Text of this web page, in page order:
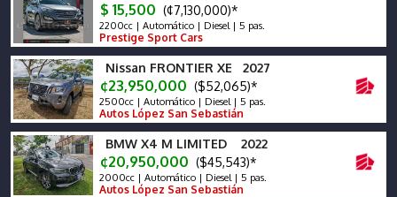
$ 15,500 (¢7,130,000)*
2200cc | Automático | Diesel | 5 pas.
Prestige Sport Cars
Nissan FRONTIER XE 2027
¢23,950,000 ($52,065)*
2500cc | Automático | Diesel | 5 pas.
Autos López San Sebastián
BMW X4 M LIMITED 2022
¢20,950,000 ($45,543)*
2000cc | Automático | Diesel | 5 pas.
Autos López San Sebastián